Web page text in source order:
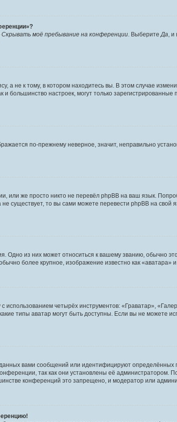
Скрывать моё пребывание на конференции . Выберите Да ,
а не к тому, в котором находитесь вы. В этом случае
и большинство настроек, могут только
по-прежнему неверное, значит, неправильно
или же просто никто не перевёл phpBB на ваш язык.
не существует, то вы сами можете перевести phpBB на
Одно из них может относиться к вашему званию, обычно
более крупное, изображение известно как «аватара»
четырёх инструментов: «Граватар»,
типы аватар могут быть доступны. Если вы не можете
вами сообщений или идентифицируют определённых
так как они установлены её администратором.
конференций это запрещено, и модератор или